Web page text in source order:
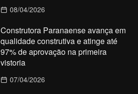
08/04/2026
Construtora Paranaense avança em
qualidade construtiva e atinge até
97% de aprovação na primeira
vistoria
07/04/2026